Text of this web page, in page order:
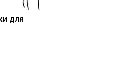
для